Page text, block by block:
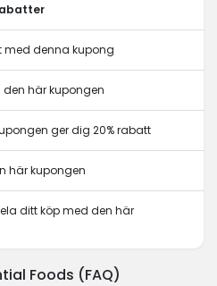
med denna kupong
den här kupongen
ger dig 20% rabatt
här kupongen
ditt köp med den här
Foods (FAQ)